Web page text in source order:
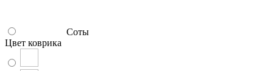
Соты
Цвет коврика